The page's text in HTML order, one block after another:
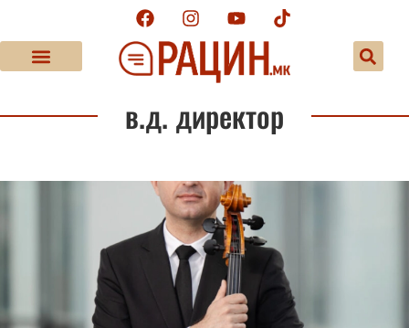
в.д. директор